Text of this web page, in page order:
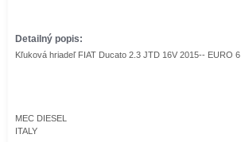
Detailný popis:
Kľuková hriadeľ FIAT Ducato 2.3 JTD 16V 2015-- EURO 6
MEC DIESEL
ITALY